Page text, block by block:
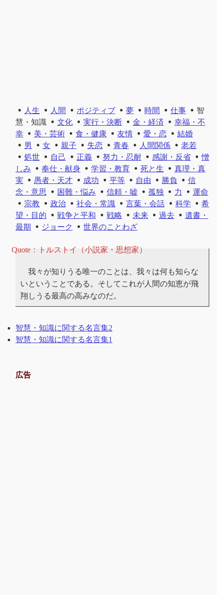
人生 人間 ポジティブ 夢 時間 仕事
智
慧・知識
文化 実行・決断 金・経済
幸福・不
幸
美・芸術 食・健康 友情 愛・恋
結婚
男
女 親子 失恋 青春 人間関係
老若
処世
自己 正義 努力・忍耐 感謝・反省
憎
しみ
奉仕・献身 学習・教育 死と生
真理・真
実
愚者・天才 成功 平等 自由 勝負
信
念・意思
困難・悩み 信頼・嘘 孤独 力
運命
宗教
政治 社会・常識 言葉・会話 科学
希
望・目的
戦争と平和 戦略 未来 過去
遺書・
最期
ジョーク 世界のことわざ
我々が知りうる唯一のことは、我々は何も知らな
いということである。そしてこれが人間の知恵が飛
翔しうる最高の高みなのだ。
智慧・知識に関する名言集2
智慧・知識に関する名言集1
広告